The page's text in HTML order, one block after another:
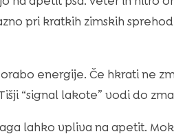
pri kratkih zimskih
energije. Če hkrati ne
“signal lakote” vodi do
lahko vpliva na apetit.